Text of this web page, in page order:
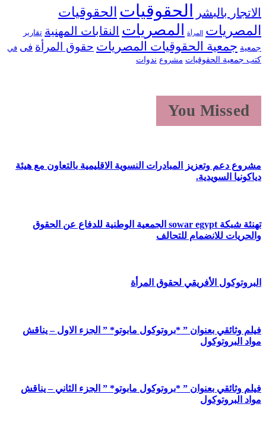
الاتجار بالبشر الحقوقيات الحقوقيات
المصريات
المرأة المصريات النقابات المهنية تقارير
جمعية جمعية الحقوقيات المصريات حقوق المرأة فى في
كتب جمعية الحقوقيات مشروع ندوات
You Missed
مشروع دعم وتعزيز المبادرات النسوية الاقليمية بالتعاون مع هيئة
دياكونيا السويدية.
تهنئة شبكة sowar egypt الجمعية الوطنية للدفاع عن الحقوق
والحريات للانضمام للتحالف
البروتوكول الأفريقي لحقوق المرأة
فيلم وثائقي بعنوان ” *بروتوكول مابوتو* ” الجزء الاول – يناقش
مواد البروتوكول
فيلم وثائقي بعنوان ” *بروتوكول مابوتو* ” الجزء الثاني – يناقش
مواد البروتوكول